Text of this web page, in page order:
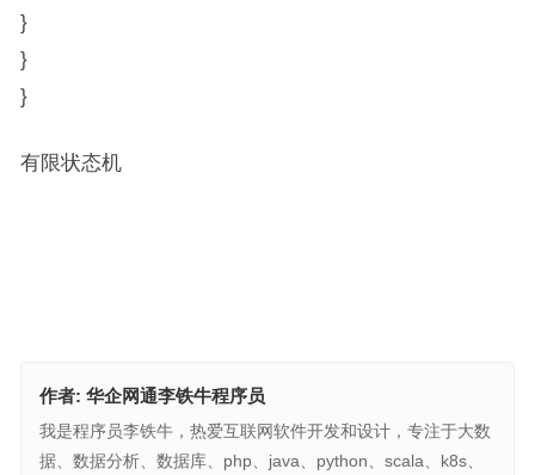
}
}
}
有限状态机
作者: 华企网通李铁牛程序员
我是程序员李铁牛，热爱互联网软件开发和设计，专注于大数
据、数据分析、数据库、php、java、python、scala、k8s、